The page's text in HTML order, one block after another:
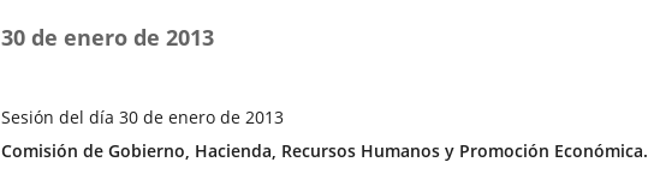
Sesión del día 30 de enero de 2013
Fecha
30 de enero de 2013
Categoría
Comisión de Gobierno, Hacienda, Recursos Humanos y Promoción Económica.